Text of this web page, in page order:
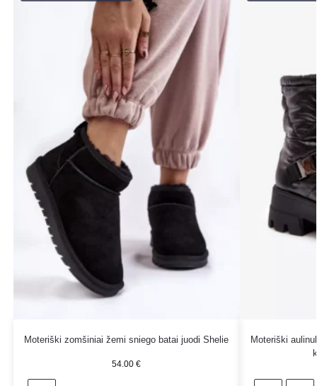
Moteriški zomšiniai žemi sniego batai juodi Shelie
54.00€
Moteriški